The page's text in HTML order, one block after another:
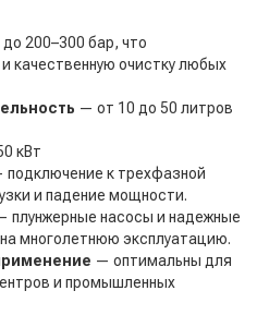
200–300 бар, что
качественную очистку любых
— от 10 до 50 литров
кВт
к трехфазной
и падение мощности.
плунжерные насосы и надежные
многолетнюю эксплуатацию.
— оптимальны для
и промышленных